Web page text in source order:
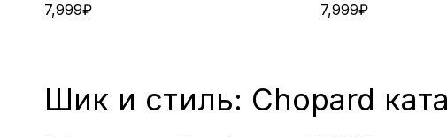
7,999₽ 7,999₽
Шик и стиль: Chopard